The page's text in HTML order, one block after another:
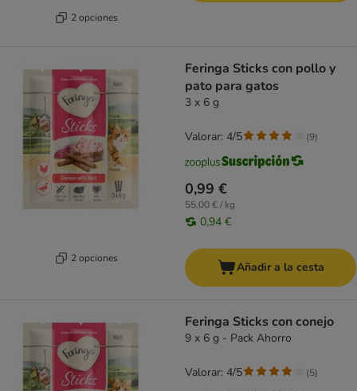
2 opciones
2 opciones
Feringa Sticks con pollo y
pato para gatos
3 x 6 g
0,99 €
55,00 € / kg
0,94 €
Valorar: 4/5 (9)
Añadir a la cesta
Feringa Sticks con conejo
9 x 6 g - Pack Ahorro
Valorar: 4/5 (5)